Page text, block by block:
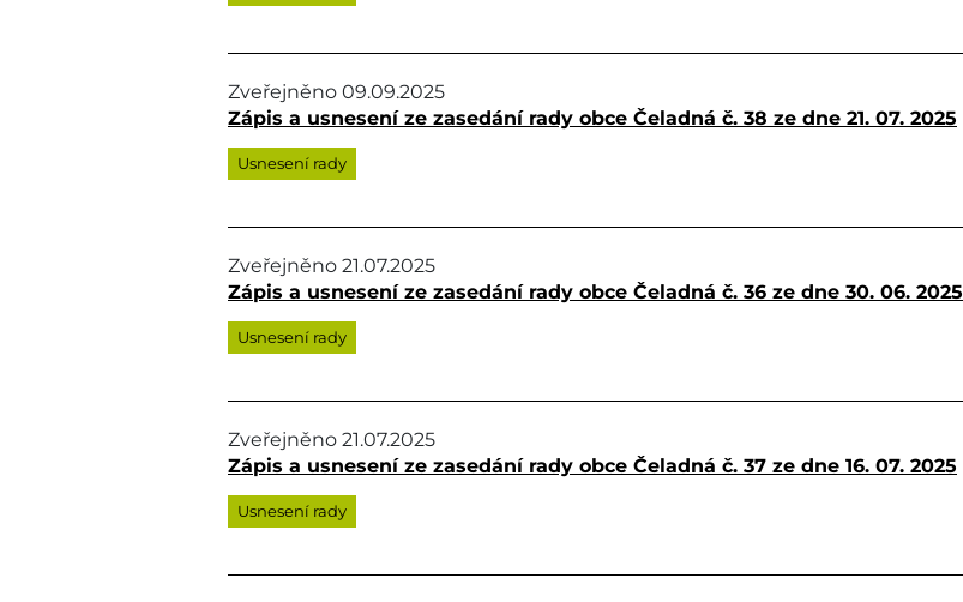
Zveřejněno 09.09.2025
Zápis a usnesení ze zasedání rady obce Čeladná č. 38 ze dne 21. 07. 2025
Usnesení rady
Zveřejněno 21.07.2025
Zápis a usnesení ze zasedání rady obce Čeladná č. 36 ze dne 30. 06. 2025
Usnesení rady
Zveřejněno 21.07.2025
Zápis a usnesení ze zasedání rady obce Čeladná č. 37 ze dne 16. 07. 2025
Usnesení rady